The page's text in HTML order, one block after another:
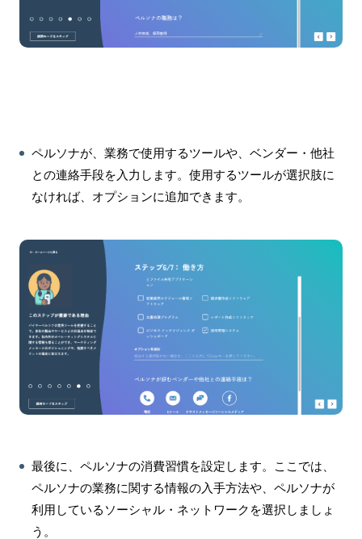
ペルソナが、業務で使用するツールや、ベンダー・他社
との連絡手段を入力します。使用するツールが選択肢に
なければ、オプションに追加できます。
最後に、ペルソナの消費習慣を設定します。ここでは、
ペルソナの業務に関する情報の入手方法や、ペルソナが
利用しているソーシャル・ネットワークを選択しましょ
う。